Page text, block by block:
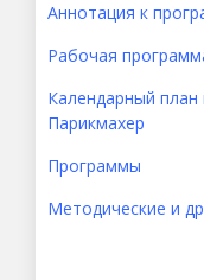
Аннотация к
Рабочая
Календарный
Парикмахер
Программы
Методические и